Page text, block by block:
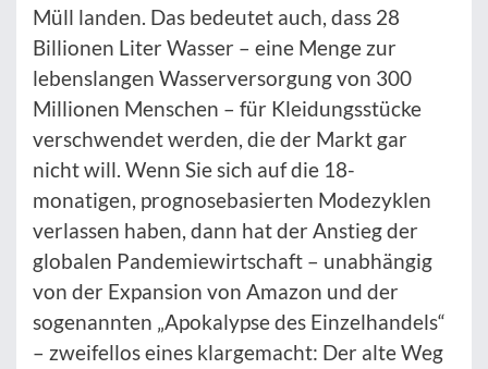
Müll landen. Das bedeutet auch, dass 28
Billionen Liter Wasser – eine Menge zur
lebenslangen Wasserversorgung von 300
Millionen Menschen – für Kleidungsstücke
verschwendet werden, die der Markt gar
nicht will. Wenn Sie sich auf die 18-
monatigen, prognosebasierten Modezyklen
verlassen haben, dann hat der Anstieg der
globalen Pandemiewirtschaft – unabhängig
von der Expansion von Amazon und der
sogenannten „Apokalypse des Einzelhandels“
– zweifellos eines klargemacht: Der alte Weg